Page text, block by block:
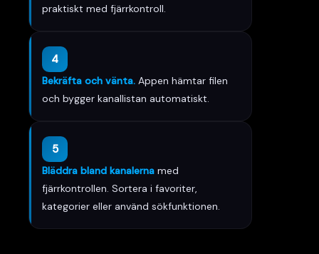
praktiskt med fjärrkontroll.
4
Bekräfta och vänta. Appen hämtar filen
och bygger kanallistan automatiskt.
5
Bläddra bland kanalerna med
fjärrkontrollen. Sortera i favoriter,
kategorier eller använd sökfunktionen.